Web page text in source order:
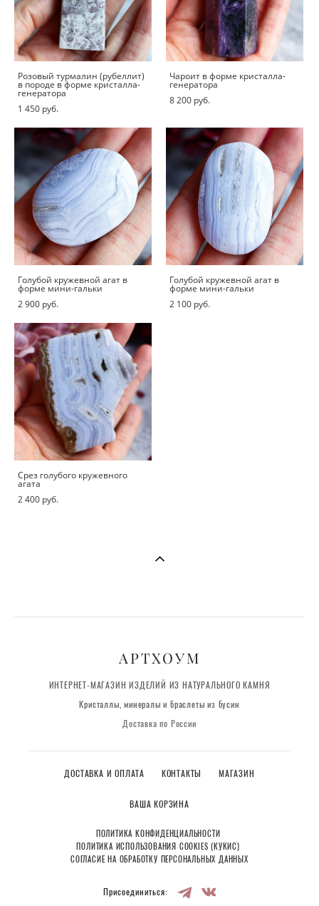
Розовый турмалин (рубеллит)
в породе в форме кристалла-
генератора
1 450 pуб.
Чароит в форме кристалла-
генератора
8 200 pуб.
Голубой кружевной агат в
форме мини-гальки
2 900 pуб.
Голубой кружевной агат в
форме мини-гальки
2 100 pуб.
Срез голубого кружевного
агата
2 400 pуб.
АРТХОУМ
ИНТЕРНЕТ-МАГАЗИН ИЗДЕЛИЙ ИЗ НАТУРАЛЬНОГО КАМНЯ
Кристаллы, минералы и браслеты из бусин
Доставка по России
ДОСТАВКА И ОПЛАТА КОНТАКТЫ МАГАЗИН
ВАША КОРЗИНА
ПОЛИТИКА КОНФИДЕНЦИАЛЬНОСТИ
ПОЛИТИКА ИСПОЛЬЗОВАНИЯ COOKIES (КУКИС)
СОГЛАСИЕ НА ОБРАБОТКУ ПЕРСОНАЛЬНЫХ ДАННЫХ
Присоединиться: